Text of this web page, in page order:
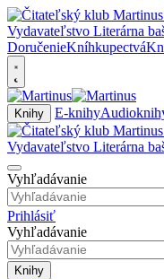
DoručenieKníhkupectvá
Knihy E-knihy
Vyhľadávanie
Prihlásiť
Vyhľadávanie
Knihy